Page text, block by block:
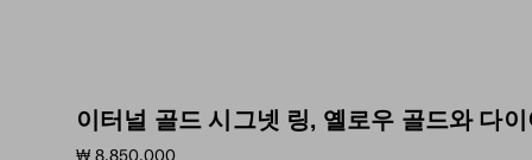
이터널 골드 시그넷 링, 옐로우 골드와 다
₩ 8.850.000